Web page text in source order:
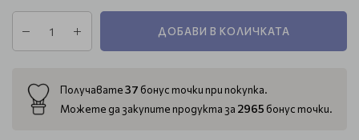
ДОБАВИ В КОЛИЧКАТА
Получавате37 бонус точки при покупка.
Можете да закупите продукта за 2965 бонус точки.